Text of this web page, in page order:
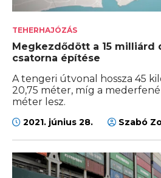
TEHERHAJÓZÁS
Megkezdődött a 15 milliárd
csatorna építése
A tengeri útvonal hossza 45
20,75 méter, míg a
méter lesz.
2021. június 28. Szabó